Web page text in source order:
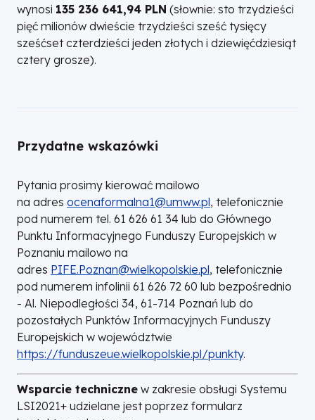
wynosi 135 236 641,94 PLN (słownie: sto trzydzieści
pięć milionów dwieście trzydzieści sześć tysięcy
sześćset czterdzieści jeden złotych i dziewięćdziesiąt
cztery grosze).
Przydatne wskazówki
Pytania prosimy kierować mailowo
na adres ocenaformalna1@umww.pl, telefonicznie
pod numerem tel. 61 626 61 34 lub do Głównego
Punktu Informacyjnego Funduszy Europejskich w
Poznaniu mailowo na
adres PIFE.Poznan@wielkopolskie.pl, telefonicznie
pod numerem infolinii 61 626 72 60 lub bezpośrednio
- Al. Niepodległości 34, 61-714 Poznań lub do
pozostałych Punktów Informacyjnych Funduszy
Europejskich w województwie
https://funduszeue.wielkopolskie.pl/punkty.
Wsparcie techniczne w zakresie obsługi Systemu
LSI2021+ udzielane jest poprzez formularz